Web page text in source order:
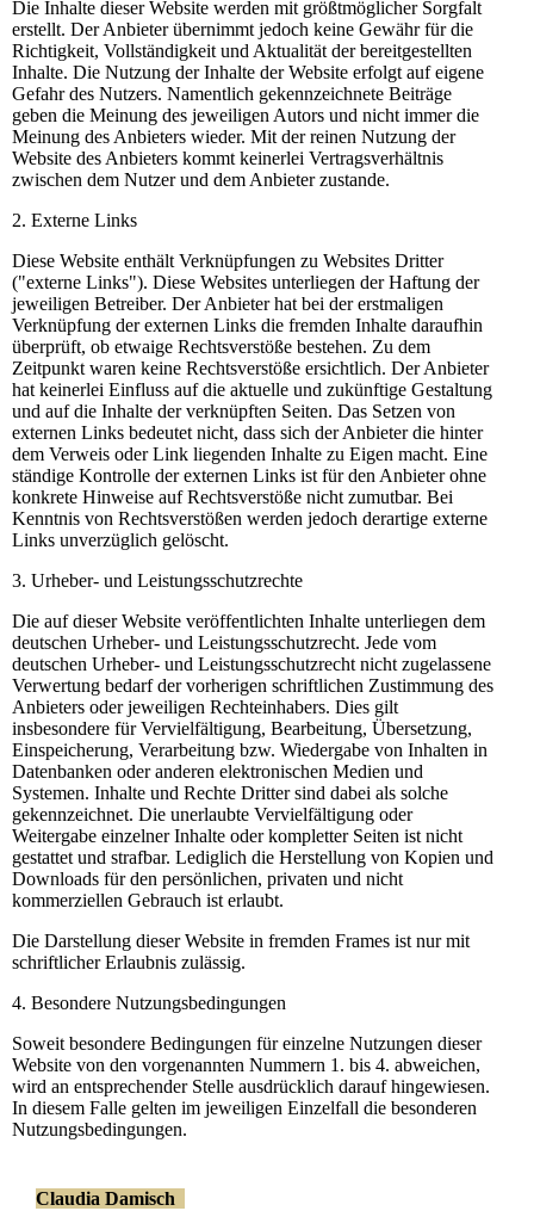
Die Inhalte dieser Website werden mit größtmöglicher Sorgfalt
erstellt. Der Anbieter übernimmt jedoch keine Gewähr für die
Richtigkeit, Vollständigkeit und Aktualität der bereitgestellten
Inhalte. Die Nutzung der Inhalte der Website erfolgt auf eigene
Gefahr des Nutzers. Namentlich gekennzeichnete Beiträge
geben die Meinung des jeweiligen Autors und nicht immer die
Meinung des Anbieters wieder. Mit der reinen Nutzung der
Website des Anbieters kommt keinerlei Vertragsverhältnis
zwischen dem Nutzer und dem Anbieter zustande.
2. Externe Links
Diese Website enthält Verknüpfungen zu Websites Dritter
("externe Links"). Diese Websites unterliegen der Haftung der
jeweiligen Betreiber. Der Anbieter hat bei der erstmaligen
Verknüpfung der externen Links die fremden Inhalte daraufhin
überprüft, ob etwaige Rechtsverstöße bestehen. Zu dem
Zeitpunkt waren keine Rechtsverstöße ersichtlich. Der Anbieter
hat keinerlei Einfluss auf die aktuelle und zukünftige Gestaltung
und auf die Inhalte der verknüpften Seiten. Das Setzen von
externen Links bedeutet nicht, dass sich der Anbieter die hinter
dem Verweis oder Link liegenden Inhalte zu Eigen macht. Eine
ständige Kontrolle der externen Links ist für den Anbieter ohne
konkrete Hinweise auf Rechtsverstöße nicht zumutbar. Bei
Kenntnis von Rechtsverstößen werden jedoch derartige externe
Links unverzüglich gelöscht.
3. Urheber- und Leistungsschutzrechte
Die auf dieser Website veröffentlichten Inhalte unterliegen dem
deutschen Urheber- und Leistungsschutzrecht. Jede vom
deutschen Urheber- und Leistungsschutzrecht nicht zugelassene
Verwertung bedarf der vorherigen schriftlichen Zustimmung des
Anbieters oder jeweiligen Rechteinhabers. Dies gilt
insbesondere für Vervielfältigung, Bearbeitung, Übersetzung,
Einspeicherung, Verarbeitung bzw. Wiedergabe von Inhalten in
Datenbanken oder anderen elektronischen Medien und
Systemen. Inhalte und Rechte Dritter sind dabei als solche
gekennzeichnet. Die unerlaubte Vervielfältigung oder
Weitergabe einzelner Inhalte oder kompletter Seiten ist nicht
gestattet und strafbar. Lediglich die Herstellung von Kopien und
Downloads für den persönlichen, privaten und nicht
kommerziellen Gebrauch ist erlaubt.
Die Darstellung dieser Website in fremden Frames ist nur mit
schriftlicher Erlaubnis zulässig.
4. Besondere Nutzungsbedingungen
Soweit besondere Bedingungen für einzelne Nutzungen dieser
Website von den vorgenannten Nummern 1. bis 4. abweichen,
wird an entsprechender Stelle ausdrücklich darauf hingewiesen.
In diesem Falle gelten im jeweiligen Einzelfall die besonderen
Nutzungsbedingungen.
Claudia Damisch